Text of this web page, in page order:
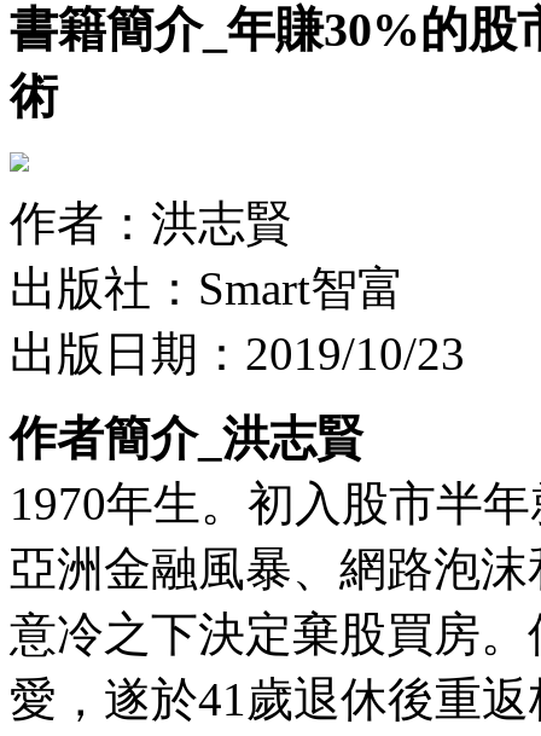
書籍簡介_年賺30%的股
術
作者：洪志賢
出版社：Smart智富
出版日期：2019/10/23
作者簡介_洪志賢
1970年生。初入股市半
亞洲金融風暴、網路泡
意冷之下決定棄股買房
愛，遂於41歲退休後重